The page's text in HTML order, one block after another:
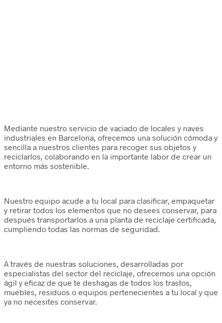
Mediante nuestro servicio de vaciado de locales y naves
industriales en Barcelona, ofrecemos una solución cómoda y
sencilla a nuestros clientes para recoger sus objetos y
reciclarlos, colaborando en la importante labor de crear un
entorno más sostenible.
Nuestro equipo acude a tu local para clasificar, empaquetar
y retirar todos los elementos que no desees conservar, para
después transportarlos a una planta de reciclaje certificada,
cumpliendo todas las normas de seguridad.
A través de nuestras soluciones, desarrolladas por
especialistas del sector del reciclaje, ofrecemos una opción
ágil y eficaz de que te deshagas de todos los trastos,
muebles, residuos o equipos pertenecientes a tu local y que
ya no necesites conservar.